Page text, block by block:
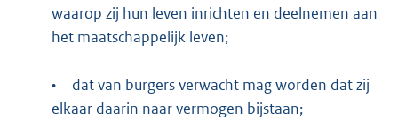
waarop zij hun leven inrichten en deelnemen aan
het maatschappelijk leven;
•
dat van burgers verwacht mag worden dat zij
elkaar daarin naar vermogen bijstaan;